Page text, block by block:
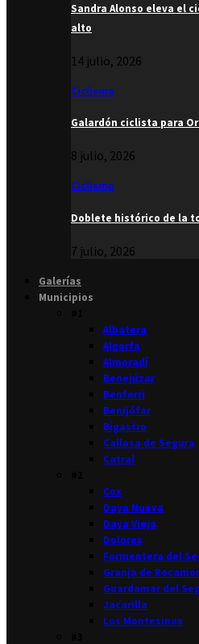
Sandra Alonso eleva el
alto
14 julio, 2026
Ciclismo
Galardón ciclista para
8 julio, 2026
Ciclismo
Doblete histórico de la
7 julio, 2026
Galerías
Municipios
Albatera
Algorfa
Almoradí
Benejúzar
Benferri
Benijófar
Bigastro
Callosa de Segura
Catral
Cox
Daya Nueva
Daya Vieja
Dolores
Formentera del
Granja de
Guardamar del
Jacarilla
Los Montesinos